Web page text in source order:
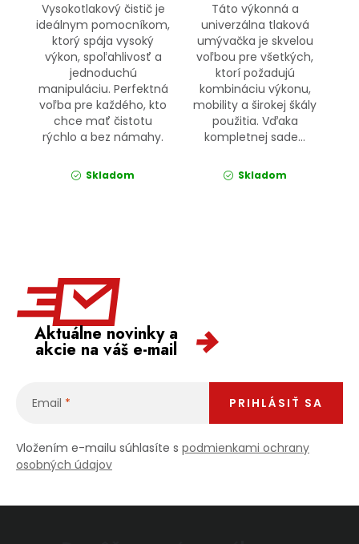
Vysokotlakový čistič je
ideálnym pomocníkom,
ktorý spája vysoký
výkon, spoľahlivosť a
jednoduchú
manipuláciu. Perfektná
voľba pre každého, kto
chce mať čistotu
rýchlo a bez námahy.
Skladom
Táto výkonná a
univerzálna tlaková
umývačka je skvelou
voľbou pre všetkých,
ktorí požadujú
kombináciu výkonu,
mobility a širokej škály
použitia. Vďaka
kompletnej sade...
Skladom
Aktuálne novinky a
akcie na váš e-mail
Email
Vložením e-mailu súhlasíte s podmienkami ochrany
osobných údajov
PRIHLÁSIŤ SA